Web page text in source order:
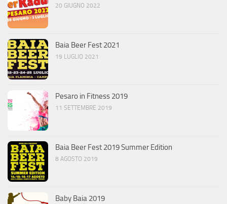
20 GIUGNO 2022
Baia Beer Fest 2021
19 LUGLIO 2021
Pesaro in Fitness 2019
11 SETTEMBRE 2019
Baia Beer Fest 2019 Summer Edition
8 AGOSTO 2019
Baby Baia 2019